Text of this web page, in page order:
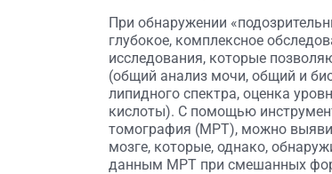
При обнаружении
глубокое, комплексное
исследования, которые
(общий анализ мочи, общий и
липидного спектра, оценка
кислоты). С помощью
томография (МРТ), можно
мозге, которые, однако,
данным МРТ при смешанных